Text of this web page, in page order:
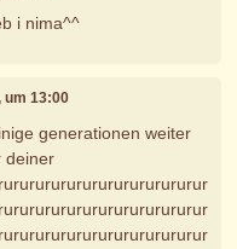
i nima^^
um 13:00
generationen weiter
deiner